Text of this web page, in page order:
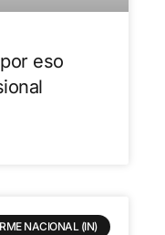
eso
NACIONAL (IN)